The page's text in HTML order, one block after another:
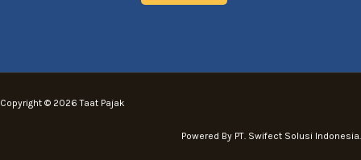
Copyright © 2026 Taat Pajak
Powered By PT. Swifect Solusi Indonesia.